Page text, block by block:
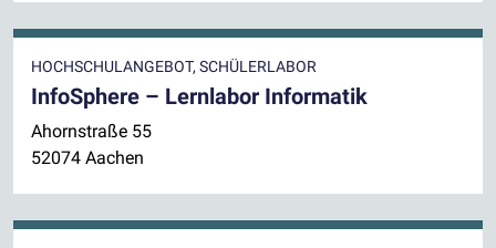
HOCHSCHULANGEBOT, SCHÜLERLABOR
InfoSphere – Lernlabor Informatik
Ahornstraße 55
52074 Aachen